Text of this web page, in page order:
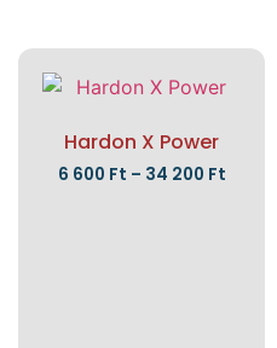
Hardon X Power
6 600 Ft – 34 200 Ft